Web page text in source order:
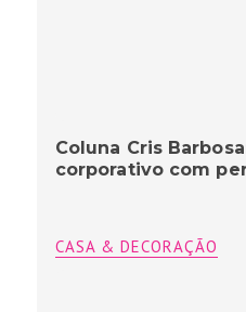
Coluna Cris
corporativo com
CASA & DECORAÇÃO